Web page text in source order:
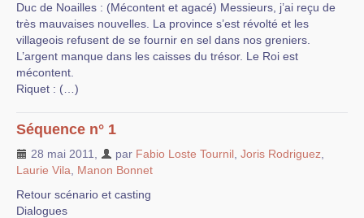
Duc de Noailles : (Mécontent et agacé) Messieurs, j’ai reçu de
très mauvaises nouvelles. La province s’est révolté et les
villageois refusent de se fournir en sel dans nos greniers.
L’argent manque dans les caisses du trésor. Le Roi est
mécontent.
Riquet : (…)
Séquence n° 1
28 mai 2011 par Fabio Loste Tournil Joris Rodriguez
Laurie Vila
Manon Bonnet
Retour scénario et casting
Dialogues